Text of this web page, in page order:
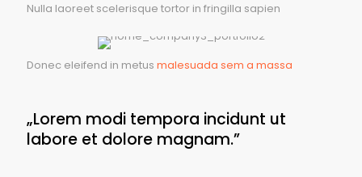
Nulla laoreet scelerisque tortor in fringilla sapien
Donec eleifend in metus malesuada sem a massa
„Lorem modi tempora incidunt ut
labore et dolore magnam.”